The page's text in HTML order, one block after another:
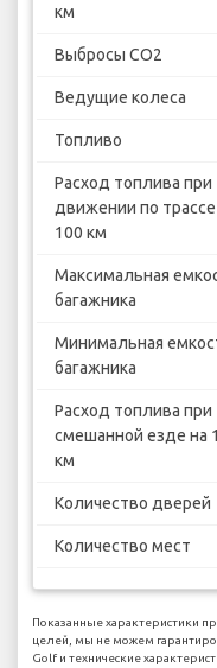
км
Выбросы CO2
Ведущие колеса
Топливо
Расход топлива при
движении по трассе
100 км
Максимальная
багажника
Минимальная
багажника
Расход топлива при
смешанной езде на
км
Количество дверей
Количество мест
Показанные характеристики
целей, мы не можем
Golf и технические